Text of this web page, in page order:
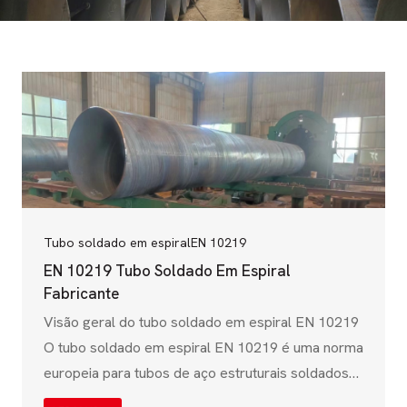
Tubo soldado em espiralEN 10219
EN 10219 Tubo Soldado Em Espiral
Fabricante
Visão geral do tubo soldado em espiral EN 10219
O tubo soldado em espiral EN 10219 é uma norma
europeia para tubos de aço estruturais soldados
formados a frio, amplamente utilizados na